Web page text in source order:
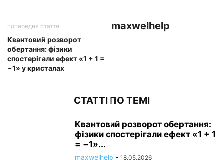
попередня стаття
Квантовий розворот
обертання: фізики
спостерігали ефект «1 + 1 =
−1» у кристалах
maxwelhelp
СТАТТІ ПО ТЕМІ
Квантовий розворот обертання:
фізики спостерігали ефект «1 + 1
= −1»...
maxwelhelp - 18.05.2026